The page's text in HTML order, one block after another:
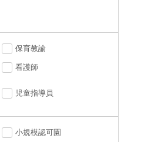
保育教諭
看護師
児童指導員
小規模認可園